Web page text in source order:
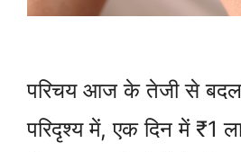
परिचय आज के तेजी से
परिदृश्य में, एक दिन में ₹1